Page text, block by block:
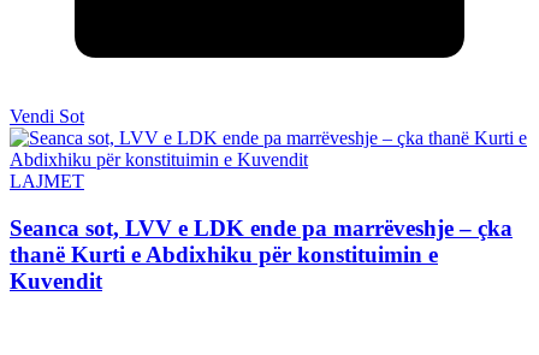
Vendi Sot
LAJMET
Seanca sot, LVV e LDK ende pa marrëveshje – çka
thanë Kurti e Abdixhiku për konstituimin e
Kuvendit